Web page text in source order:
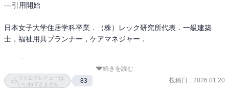
---引用開始
日本女子大学住居学科卒業．（株）レック研究所代表．一級建築
士，福祉用具プランナー，ケアマネジャー．
続きを読む
ブクログレビューは
いいねできません
83 投稿日 : 2026.01.20